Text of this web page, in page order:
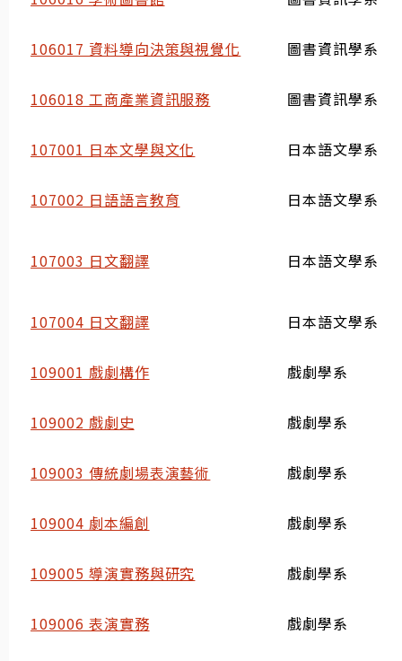
106017 資料導向決策與視覺化 圖書資訊學系
106018 工商產業資訊服務 圖書資訊學系
107001 日本文學與文化 日本語文學系
107002 日語語言教育 日本語文學系
107003 日文翻譯 日本語文學系
107004 日文翻譯 日本語文學系
109001 戲劇構作 戲劇學系
109002 戲劇史 戲劇學系
109003 傳統劇場表演藝術 戲劇學系
109004 劇本編創 戲劇學系
109005 導演實務與研究 戲劇學系
109006 表演實務 戲劇學系